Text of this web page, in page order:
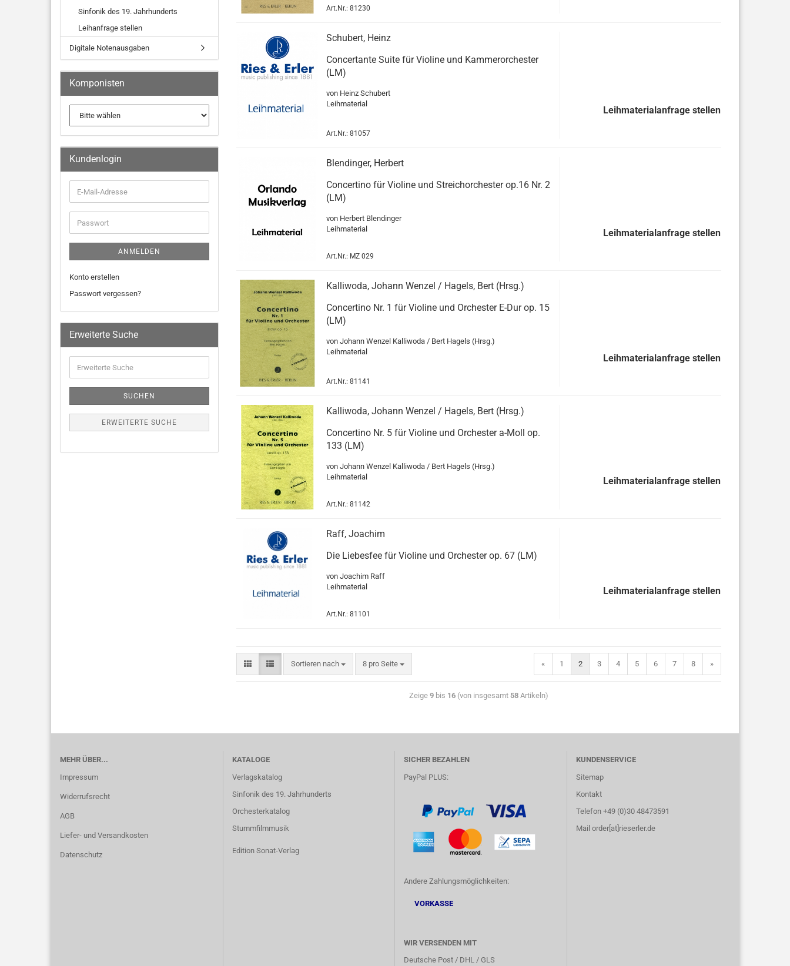
Art.Nr.: 81230
Schubert, Heinz
Concertante Suite für Violine und Kammerorchester
(LM)
von Heinz Schubert
Leihmaterial
Art.Nr.: 81057
Leihmaterialanfrage stellen
Blendinger, Herbert
Concertino für Violine und Streichorchester op.16 Nr. 2
(LM)
von Herbert Blendinger
Leihmaterial
Art.Nr.: MZ 029
Leihmaterialanfrage stellen
Kalliwoda, Johann Wenzel / Hagels, Bert (Hrsg.)
Concertino Nr. 1 für Violine und Orchester E-Dur op. 15
(LM)
von Johann Wenzel Kalliwoda / Bert Hagels (Hrsg.)
Leihmaterial
Art.Nr.: 81141
Leihmaterialanfrage stellen
Kalliwoda, Johann Wenzel / Hagels, Bert (Hrsg.)
Concertino Nr. 5 für Violine und Orchester a-Moll op.
133 (LM)
von Johann Wenzel Kalliwoda / Bert Hagels (Hrsg.)
Leihmaterial
Art.Nr.: 81142
Leihmaterialanfrage stellen
Raff, Joachim
Die Liebesfee für Violine und Orchester op. 67 (LM)
von Joachim Raff
Leihmaterial
Art.Nr.: 81101
Leihmaterialanfrage stellen
Sortieren nach 8 pro Seite « 1 2 3 4 5 6 7 8 »
Zeige 9 bis 16 (von insgesamt 58 Artikeln)
Sinfonik des 19. Jahrhunderts
Leihanfrage stellen
Digitale Notenausgaben
Komponisten
Kundenlogin
ANMELDEN
Konto erstellen
Passwort vergessen?
Erweiterte Suche
SUCHEN
ERWEITERTE SUCHE
MEHR ÜBER...
Impressum
Widerrufsrecht
AGB
Liefer- und Versandkosten
Datenschutz
KATALOGE
Verlagskatalog
Sinfonik des 19. Jahrhunderts
Orchesterkatalog
Stummfilmmusik
Edition Sonat-Verlag
SICHER BEZAHLEN
PayPal PLUS:
Andere Zahlungsmöglichkeiten:
VORKASSE
WIR VERSENDEN MIT
Deutsche Post / DHL / GLS
KUNDENSERVICE
Sitemap
Kontakt
Telefon +49 (0)30 48473591
Mail order[at]rieserler.de